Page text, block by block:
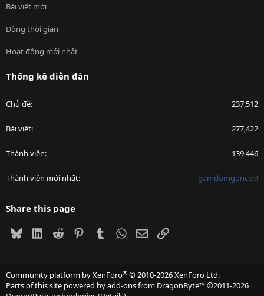
Bài viết mới
Dòng thời gian
Hoạt động mới nhất
Thống kê diễn đàn
Chủ đề 237,512
Bài viết 277,422
Thành viên 139,446
Thành viên mới nhất gamdomguncel9
Share this page
BlueskyLinkedIn
Reddit PinterestTumblrWhatsApp
EmailLink
Community platform by XenForo® © 2010-2026 XenForo Ltd.
Parts of this site powered byadd-ons from DragonByte™©2011-2026